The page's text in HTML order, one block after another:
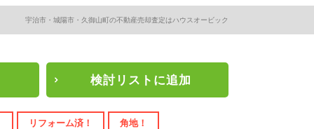
宇治市・城陽市・久御山町の不動産売却査定はハウスオービック
検討リスト に追加
リフォーム済！ 角地！